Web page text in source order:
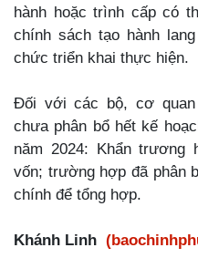
hành hoặc trình cấp có
chính sách tạo hành
chức triển khai thực hiện.
Đối với các bộ, cơ
chưa phân bổ hết kế
năm 2024: Khẩn trương
vốn; trường hợp đã phân
chính để tổng hợp.
Khánh Linh